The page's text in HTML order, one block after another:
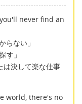
never find an
らない」
す」
決して楽な仕事
world, there's no